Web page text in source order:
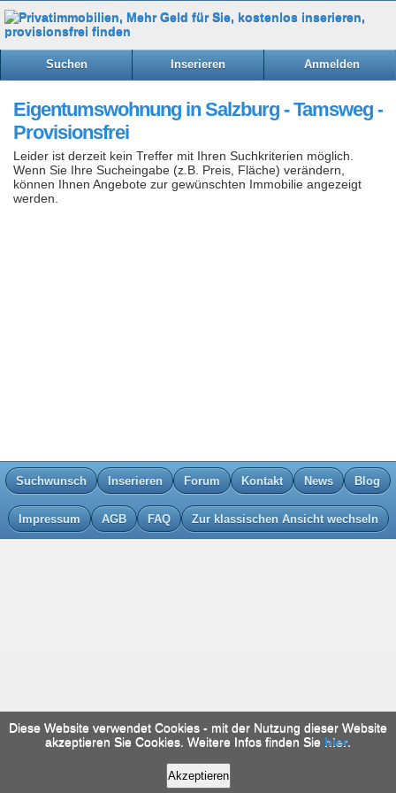
Suchen Inserieren Anmelden
Eigentumswohnung in Salzburg - Tamsweg -
Provisionsfrei
Leider ist derzeit kein Treffer mit Ihren Suchkriterien möglich.
Wenn Sie Ihre Sucheingabe (z.B. Preis, Fläche) verändern,
können Ihnen Angebote zur gewünschten Immobilie angezeigt
werden.
Suchwunsch Inserieren Forum Kontakt News Blog
Impressum AGB FAQ Zur klassischen Ansicht wechseln
Diese Website verwendet Cookies - mit der Nutzung dieser Website
akzeptieren Sie Cookies. Weitere Infos finden Sie hier.